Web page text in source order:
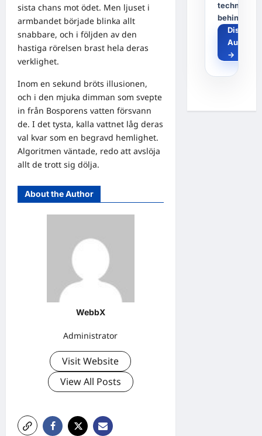
sista chans mot ödet. Men ljuset i
armbandet började blinka allt
snabbare, och i följden av den
hastiga rörelsen brast hela deras
verklighet.
Inom en sekund bröts illusionen,
och i den mjuka dimman som svepte
in från Bosporens vatten försvann
de. I det tysta, kalla vattnet låg deras
val kvar som en begravd hemlighet.
Algoritmen väntade, redo att avslöja
allt de trott sig dölja.
About the Author
WebbX
Administrator
Visit Website
View All Posts
technology
behind it?
Discover
→